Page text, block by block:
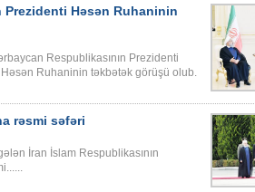
Həsən Ruhaninin
Respublikasının Prezidenti
Ruhaninin təkbətək görüşü olub.
rəsmi səfəri
İran İslam Respublikasının